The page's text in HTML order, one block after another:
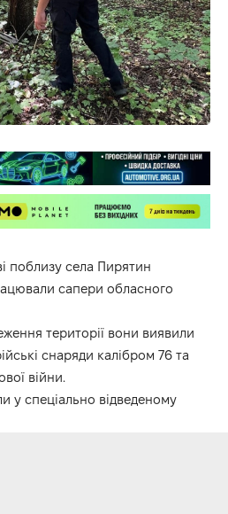
поблизу села Пирятин
сапери обласного
території вони виявили
снаряди калібром 76 та
війни.
у спеціально відведеному